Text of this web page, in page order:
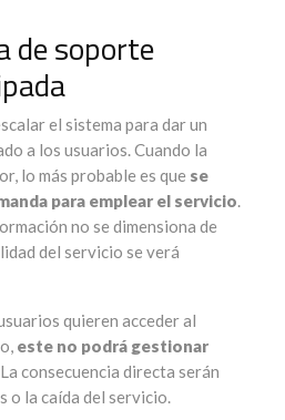
de soporte
el sistema para dar un
a los usuarios. Cuando la
lo más probable es que se
para emplear el servicio.
no se dimensiona de
del servicio se verá
quieren acceder al
este no podrá gestionar
La consecuencia directa serán
o la caída del servicio.